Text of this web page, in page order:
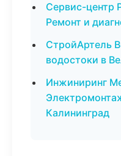
Сервис-центр
Ремонт и
СтройАртель
водостоки в
Инжиниринг
Калининград